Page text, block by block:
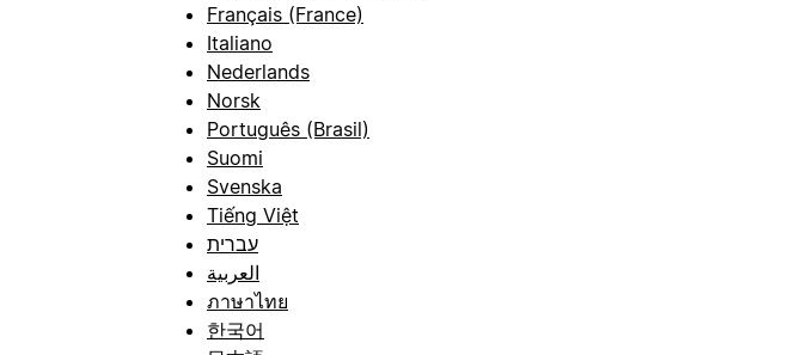
Français (France)
Italiano
Nederlands
Norsk
Português (Brasil)
Suomi
Svenska
Tiếng Việt
עברית
العربية
ภาษาไทย
한국어